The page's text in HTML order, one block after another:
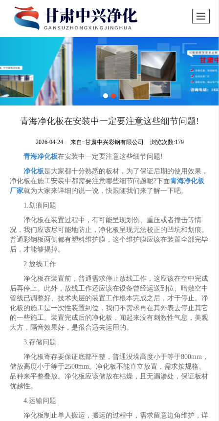
青海净化板在安装中一定要注意这些细节问题!
2026-04-24 来自: 甘肃中兴彩钢有限公司 浏览次数:179
青海净化板在安装中一定要注意这些细节问题!
净化板是大家都十分熟悉的板材，为了保证后期的使用效果，
净化板在施工安装中都需要注意哪些细节问题呢?下面青海净化板
厂家就为大家来详细的说一说，快跟随我们来了解一下吧。
1.划痕问题
净化板在装置过程中，有可能呈现划伤、重压或者撞击等情
况，我们应该尽可能地防止，净化板呈现无法校正的凹坑和划痕。
普通彩钢板两侧都有塑料维护膜，这个维护膜应该在装置全部完毕
后，才能够揭掉。
2.放线工作
净化板在装置前，普通需求停止放线工作，这应该在空中完成
后再停止。此外，放线工作还应该在设备曾经运送到位、暗敷空中
管线已调整好、技术夹层的装置工作根本完成之后，才干停止。净
化板的施工是一次性装置到位，我们不需求再在其外表去停止其它
的一些施工。装置完成后的净化板，闻起来没有刺激性气息，美观
大方，隔音效果好，是很合适去运用的。
3.存储问题
净化板寄存要保证底部平整，普通没垛高度小于等于800mm，
储放高度小于等于2500mm。净化板不能直立放置，需求按规格、
品种来平整叠放。净化板应该储放在枯燥，且无漏渗处，保证板材
优越性。
4.运输问题
净化板制止单人搬运，搬运的过程中，需求留意边角维护，详